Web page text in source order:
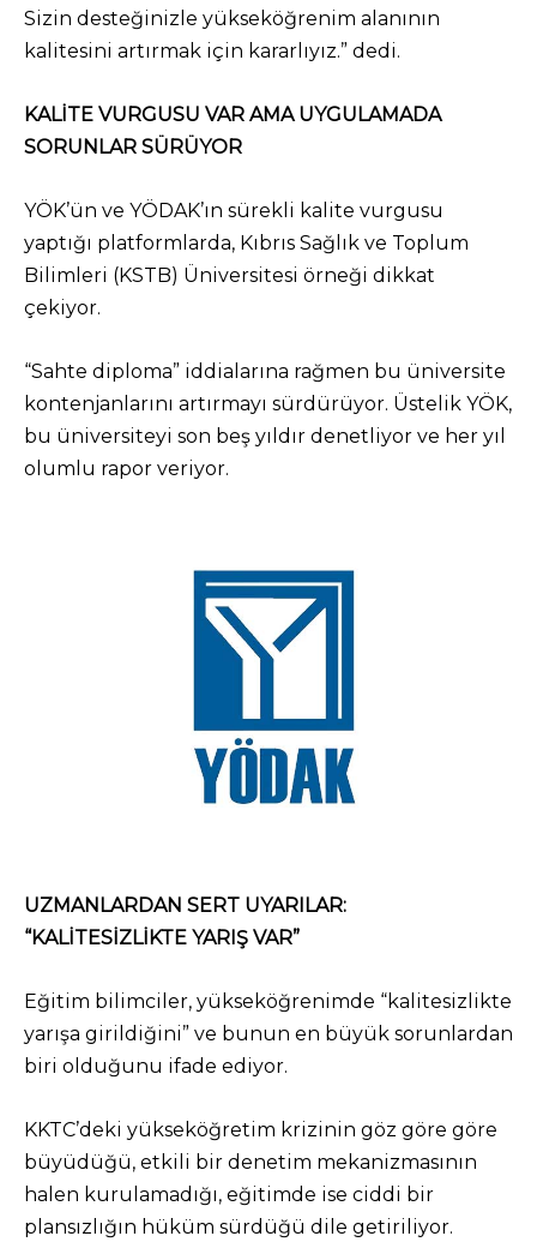
Sizin desteğinizle yükseköğrenim alanının
kalitesini artırmak için kararlıyız.” dedi.
KALİTE VURGUSU VAR AMA UYGULAMADA
SORUNLAR SÜRÜYOR
YÖK’ün ve YÖDAK’ın sürekli kalite vurgusu
yaptığı platformlarda, Kıbrıs Sağlık ve Toplum
Bilimleri (KSTB) Üniversitesi örneği dikkat
çekiyor.
“Sahte diploma” iddialarına rağmen bu üniversite
kontenjanlarını artırmayı sürdürüyor. Üstelik YÖK,
bu üniversiteyi son beş yıldır denetliyor ve her yıl
olumlu rapor veriyor.
UZMANLARDAN SERT UYARILAR:
“KALİTESİZLİKTE YARIŞ VAR”
Eğitim bilimciler, yükseköğrenimde “kalitesizlikte
yarışa girildiğini” ve bunun en büyük sorunlardan
biri olduğunu ifade ediyor.
KKTC’deki yükseköğretim krizinin göz göre göre
büyüdüğü, etkili bir denetim mekanizmasının
halen kurulamadığı, eğitimde ise ciddi bir
plansızlığın hüküm sürdüğü dile getiriliyor.